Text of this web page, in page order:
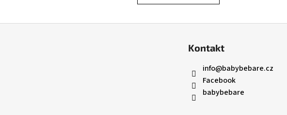
Kontakt
info@babybebare.cz
Facebook
babybebare